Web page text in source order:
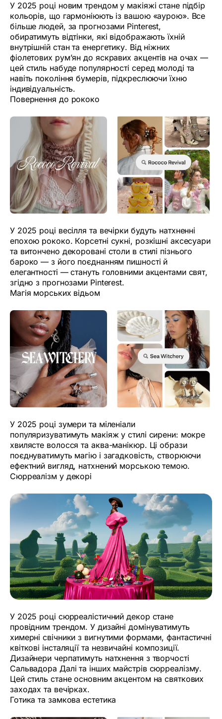
У 2025 році новим трендом у макіяжі стане підбір
кольорів, що гармоніюють із вашою «аурою». Все
більше людей, за прогнозами Pinterest,
обиратимуть відтінки, які відображають їхній
внутрішній стан та енергетику. Від ніжних
фіолетових рум’ян до яскравих акцентів на очах —
цей стиль набуде популярності серед молоді та
навіть покоління бумерів, підкреслюючи їхню
індивідуальність.
Повернення до рококо
У 2025 році весілля та вечірки будуть натхненні
епохою рококо. Корсетні сукні, розкішні аксесуари
та витончено декоровані столи в стилі пізнього
бароко — з його поєднанням пишності й
елегантності — стануть головними акцентами свят,
згідно з прогнозами Pinterest.
Магія морських відьом
У 2025 році зумери та міленіали
популяризуватимуть макіяж у стилі сирени: мокре
хвилясте волосся та аква-манікюр. Ці образи
поєднуватимуть магію і загадковість, створюючи
ефектний вигляд, натхнений морською темою.
Сюрреалізм у декорі
У 2025 році сюрреалістичний декор стане
провідним трендом. У дизайні домінуватимуть
химерні свічники з вигнутими формами, фантастичні
квіткові інсталяції та незвичайні композиції.
Дизайнери черпатимуть натхнення з творчості
Сальвадора Далі та інших майстрів сюрреалізму.
Цей стиль стане основним акцентом на святкових
заходах та вечірках.
Готика та замкова естетика